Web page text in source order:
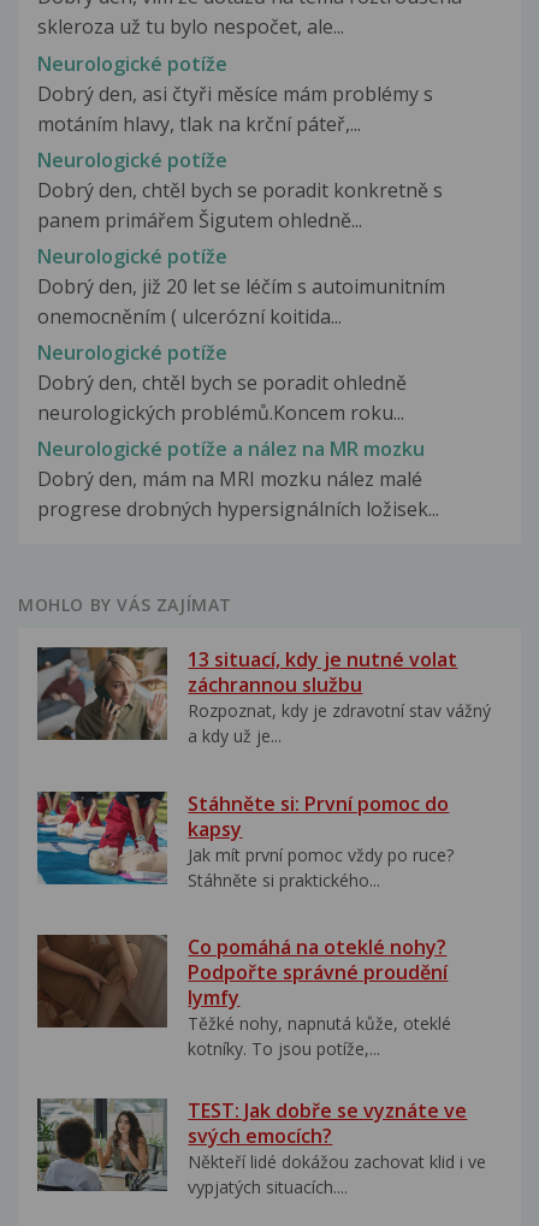
skleroza už tu bylo nespočet, ale...
Neurologické potíže
Dobrý den, asi čtyři měsíce mám problémy s
motáním hlavy, tlak na krční páteř,...
Neurologické potíže
Dobrý den, chtěl bych se poradit konkretně s
panem primářem Šigutem ohledně...
Neurologické potíže
Dobrý den, již 20 let se léčím s autoimunitním
onemocněním ( ulcerózní koitida...
Neurologické potíže
Dobrý den, chtěl bych se poradit ohledně
neurologických problémů.Koncem roku...
Neurologické potíže a nález na MR mozku
Dobrý den, mám na MRI mozku nález malé
progrese drobných hypersignálních ložisek...
MOHLO BY VÁS ZAJÍMAT
13 situací, kdy je nutné volat
záchrannou službu
Rozpoznat, kdy je zdravotní stav vážný
a kdy už je...
Stáhněte si: První pomoc do
kapsy
Jak mít první pomoc vždy po ruce?
Stáhněte si praktického...
Co pomáhá na oteklé nohy?
Podpořte správné proudění
lymfy
Těžké nohy, napnutá kůže, oteklé
kotníky. To jsou potíže,...
TEST: Jak dobře se vyznáte ve
svých emocích?
Někteří lidé dokážou zachovat klid i ve
vypjatých situacích....